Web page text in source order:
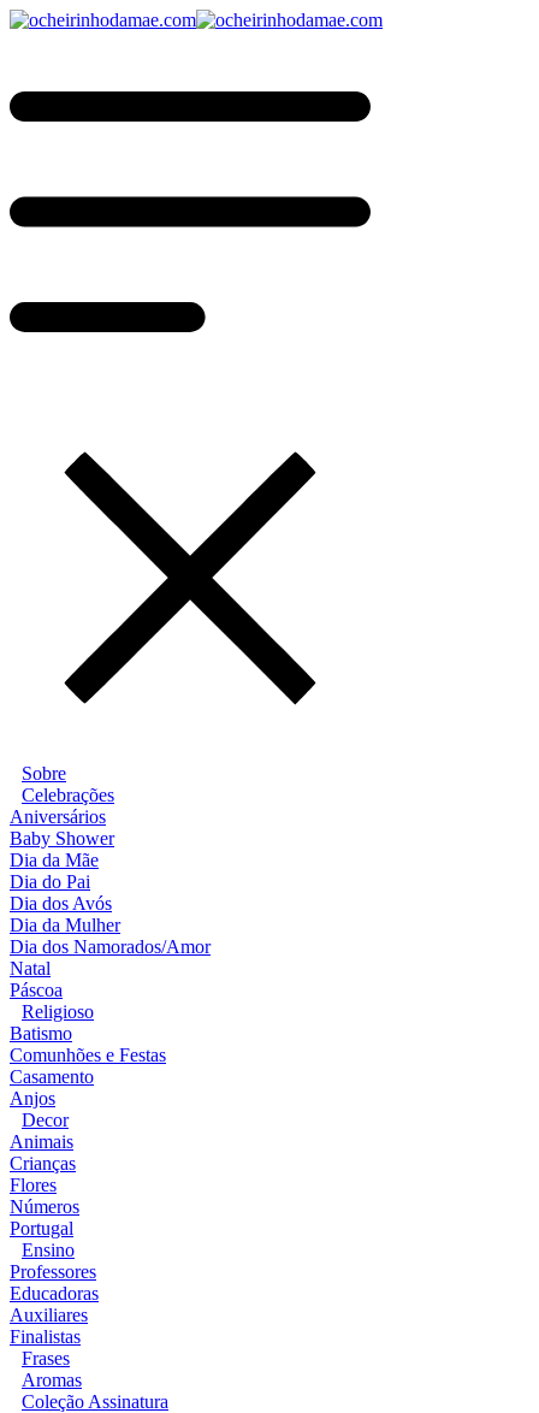
Sobre
Celebrações
Aniversários
Baby Shower
Dia da Mãe
Dia do Pai
Dia dos Avós
Dia da Mulher
Dia dos Namorados/Amor
Natal
Páscoa
Religioso
Batismo
Comunhões e Festas
Casamento
Anjos
Decor
Animais
Crianças
Flores
Números
Portugal
Ensino
Professores
Educadoras
Auxiliares
Finalistas
Frases
Aromas
Coleção Assinatura